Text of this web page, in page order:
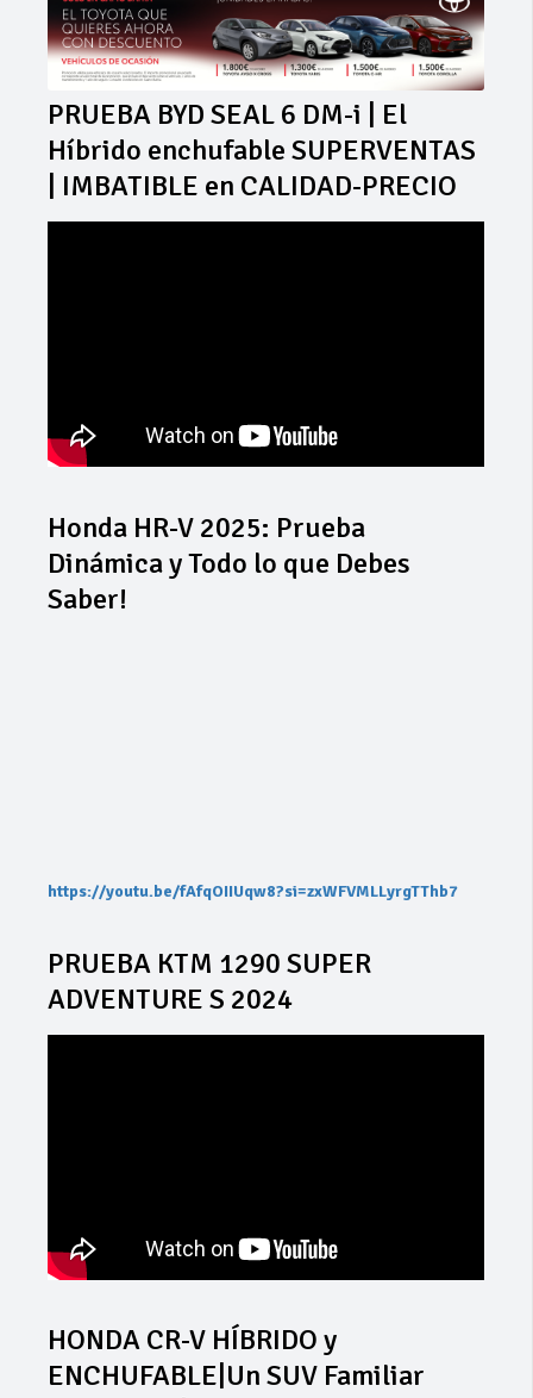
PRUEBA BYD SEAL 6 DM-i | El
Híbrido enchufable SUPERVENTAS
| IMBATIBLE en CALIDAD-PRECIO
Honda HR-V 2025: Prueba
Dinámica y Todo lo que Debes
Saber!
https://youtu.be/fAfqOIIUqw8?si=zxWFVMLLyrgTThb7
PRUEBA KTM 1290 SUPER
ADVENTURE S 2024
HONDA CR-V HÍBRIDO y
ENCHUFABLE|Un SUV Familiar